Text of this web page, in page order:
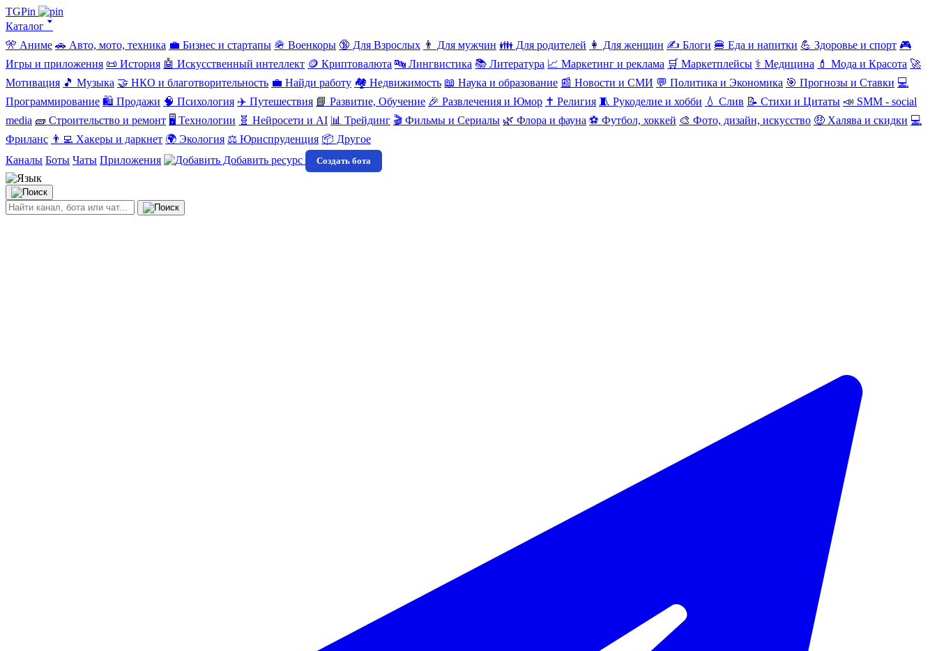
TGPin
Каталог 🢓
🎌 Аниме 🚗 Авто, мото, техника 💼 Бизнес и стартапы 🪖 Военкоры 🔞 Для Взрослых 👨 Для мужчин 👪 Для родителей 👩 Для женщин ✍️ Блоги 🍔 Еда и напитки 💪 Здоровье и спорт 🎮
Игры и приложения 📜 История 🤖 Искусственный интеллект 🪙 Криптовалюта 🔤 Лингвистика 📚 Литература 📈 Маркетинг и реклама 🛒 Маркетплейсы ⚕️ Медицина 💄 Мода и Красота 🚀
Мотивация 🎵 Музыка 🤝 НКО и благотворительность 💼 Найди работу 🏘️ Недвижимость 📖 Наука и образование 📰 Новости и СМИ 💬 Политика и Экономика 🎯 Прогнозы и Ставки 💻
Программирование 🛍️ Продажи 🧠 Психология ✈️ Путешествия 📘 Развитие, Обучение 🎉 Развлечения и Юмор ✝️ Религия 🧵 Рукоделие и хобби 💧 Слив 📝 Стихи и Цитаты 📣 SMM - social
media 🧱 Строительство и ремонт 🖥️ Технологии 🧬 Нейросети и AI 📊 Трейдинг 🎬 Фильмы и Сериалы 🌿 Флора и фауна ⚽ Футбол, хоккей 🎨 Фото, дизайн, искусство 🤑 Халява и скидки 💻
Фриланс 👨‍💻 Хакеры и даркнет 🌍 Экология ⚖️ Юриспруденция 📦 Другое
Каналы Боты Чаты Приложения Добавить ресурс Создать бота